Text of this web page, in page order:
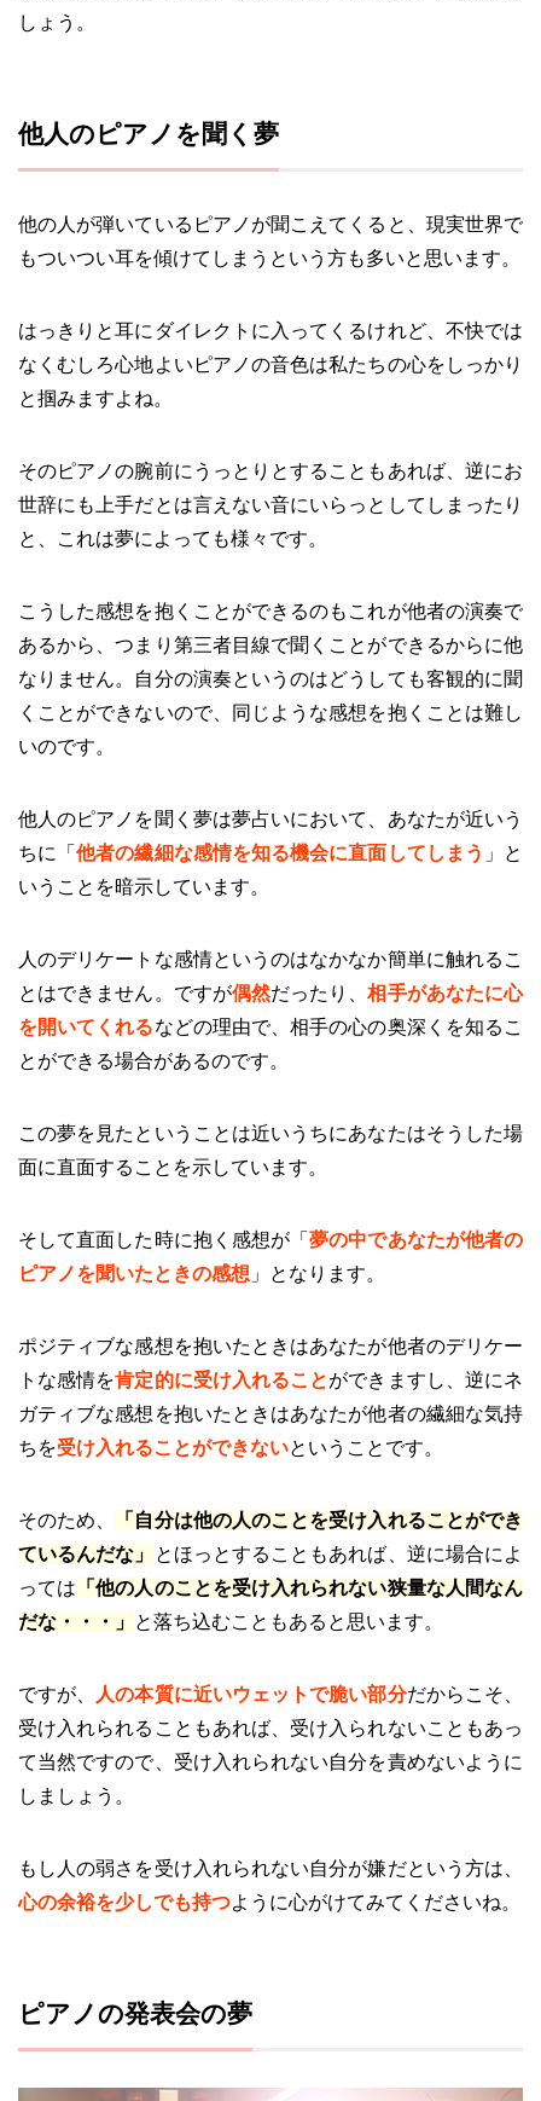
しょう。
他人のピアノを聞く夢
他の人が弾いているピアノが聞こえてくると、現実世界で
もついつい耳を傾けてしまうという方も多いと思います。
はっきりと耳にダイレクトに入ってくるけれど、不快では
なくむしろ心地よいピアノの音色は私たちの心をしっかり
と掴みますよね。
そのピアノの腕前にうっとりとすることもあれば、逆にお
世辞にも上手だとは言えない音にいらっとしてしまったり
と、これは夢によっても様々です。
こうした感想を抱くことができるのもこれが他者の演奏で
あるから、つまり第三者目線で聞くことができるからに他
なりません。自分の演奏というのはどうしても客観的に聞
くことができないので、同じような感想を抱くことは難し
いのです。
他人のピアノを聞く夢は夢占いにおいて、あなたが近いう
ちに「他者の繊細な感情を知る機会に直面してしまう 」と
いうことを暗示しています。
人のデリケートな感情というのはなかなか簡単に触れるこ
とはできません。ですが偶然だったり、相手があなたに心
を開いてくれるなどの理由で、相手の心の奥深くを知るこ
とができる場合があるのです。
この夢を見たということは近いうちにあなたはそうした場
面に直面することを示しています。
そして直面した時に抱く感想が「夢の中であなたが他者の
ピアノを聞いたときの感想 」となります。
ポジティブな感想を抱いたときはあなたが他者のデリケー
トな感情を肯定的に受け入れることができますし、逆にネ
ガティブな感想を抱いたときはあなたが他者の繊細な気持
ちを受け入れることができないということです。
そのため、
「自分は他の人のことを受け入れることができ
ているんだな」
とほっとすることもあれば、逆に場合によ
っては 「他の人のことを受け入れられない狭量な人間なん
だな・・・」 と落ち込むこともあると思います。
ですが、 人の本質に近いウェットで脆い部分だからこそ、
受け入れられることもあれば、受け入られないこともあっ
て当然ですので、受け入れられない自分を責めないように
しましょう。
もし人の弱さを受け入れられない自分が嫌だという方は、
心の余裕を少しでも持つように心がけてみてくださいね。
ピアノの発表会の夢